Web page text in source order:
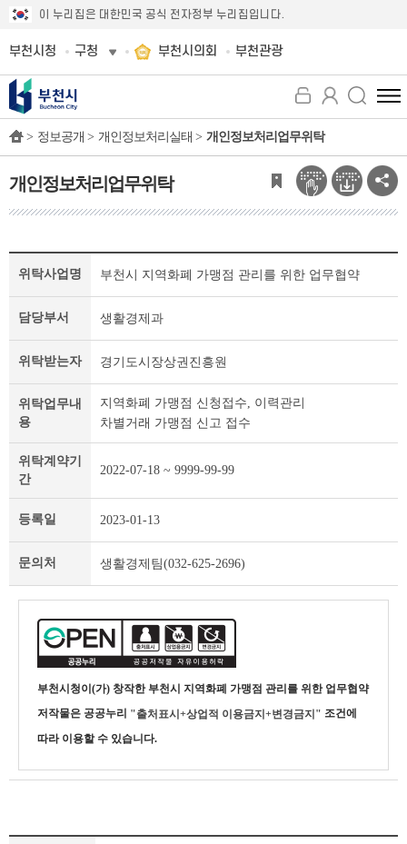
이 누리집은 대한민국 공식 전자정부 누리집입니다.
부천시청 구청 부천시의회 부천관광
전
체
뉴
보
기
> 정보공개 > 개인정보처리실태 > 개인정보처리업무위탁
개인정보처리업무위탁
인
정
보
무
위
탁
개
인
정
보
및
테
이
위탁사업명 부천시 지역화폐 가맹점 관리를 위한 업무협약
담당부서 생활경제과
위탁받는자 경기도시장상권진흥원
위탁업무내
용
지역화폐 가맹점 신청접수, 이력관리
차별거래 가맹점 신고 접수
위탁계약기
간
2022-07-18 ~ 9999-99-99
등록일 2023-01-13
문의처 생활경제팀(032-625-2696)
부천시청이(가) 창작한 부천시 지역화폐 가맹점 관리를 위한 업무협약
저작물은 공공누리 "출처표시+상업적 이용금지+변경금지" 조건에
따라 이용할 수 있습니다.